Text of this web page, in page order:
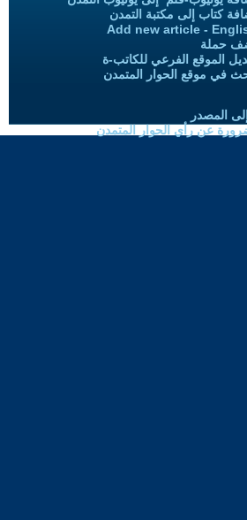
كتاب إلى مكتبة التمدن
Add new article -
حملة
الموقع الفرعي للكاتب-ة
في موقع الحوار المتمدن
المصدر
عن رأي الحوار المتمدن